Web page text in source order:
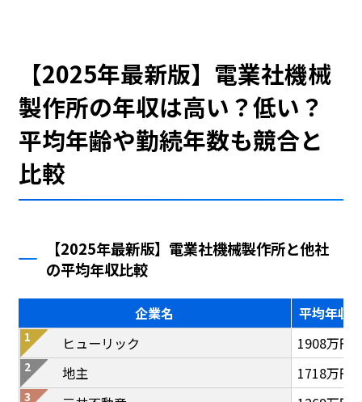
【2025年最新版】電業社機械
製作所の年収は高い？低い？
平均年齢や勤続年数も競合と
比較
【2025年最新版】電業社機械製作所と他社
の平均年収比較
企業名
平均年収
ヒューリック
1908万円
地主
1718万円